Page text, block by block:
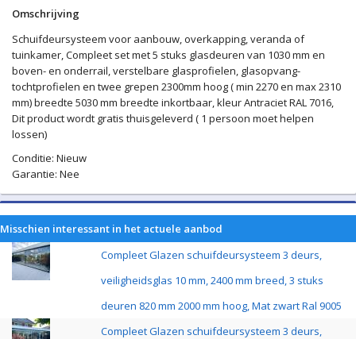
Omschrijving
Schuifdeursysteem voor aanbouw, overkapping, veranda of
tuinkamer, Compleet set met 5 stuks glasdeuren van 1030 mm en
boven- en onderrail, verstelbare glasprofielen, glasopvang-
tochtprofielen en twee grepen 2300mm hoog ( min 2270 en max 2310
mm) breedte 5030 mm breedte inkortbaar, kleur Antraciet RAL 7016,
Dit product wordt gratis thuisgeleverd ( 1 persoon moet helpen
lossen)
Conditie: Nieuw
Garantie: Nee
Misschien interessant in het actuele aanbod
Compleet Glazen schuifdeursysteem 3 deurs,
veiligheidsglas 10 mm, 2400 mm breed, 3 stuks
deuren 820 mm 2000 mm hoog, Mat zwart Ral 9005
Compleet Glazen schuifdeursysteem 3 deurs,